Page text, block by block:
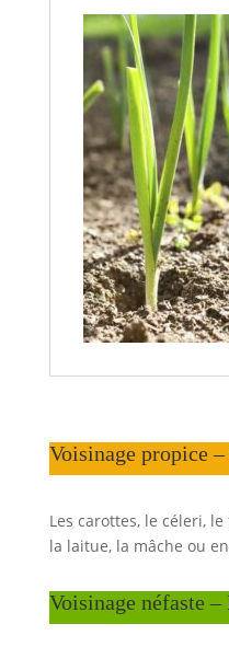
Voisinage propice
Les carottes, le céleri,
la laitue, la mâche ou
Voisinage néfaste